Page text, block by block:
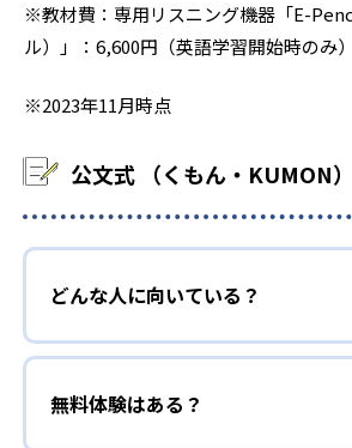
※教材費：専用リスニング機器「E-
ル）」：6,600円（英語学習開始時のみ）
※2023年11月時点
公文式 （くもん・KUMON
どんな人に向いている？
無料体験はある？